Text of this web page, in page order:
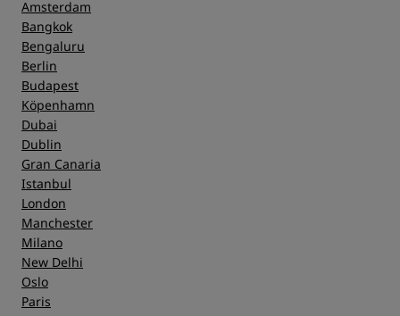
Amsterdam
Bangkok
Bengaluru
Berlin
Budapest
Köpenhamn
Dubai
Dublin
Gran Canaria
Istanbul
London
Manchester
Milano
New Delhi
Oslo
Paris